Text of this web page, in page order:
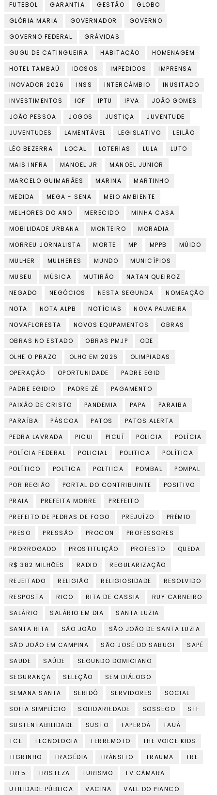
FUTEBOL
GARANTIA GESTÃO
GLOBO
GLÓRIA MARIA
GOVERNADOR
GOVERNO
GOVERNO FEDERAL
GRÁVIDAS
GUGU DE CATINGUEIRA
HABITAÇÃO
HOMENAGEM
HOTEL TAMBAÚ
IDOSOS IMPEDIDOS
IMPRENSA
INOVADOR 2026
INSS INTERCÂMBIO
INUSITADO
INVESTIMENTOS
IOF IPTU IPVA
JOÃO GOMES
JOÃO PESSOA
JOGOS JUSTIÇA
JUVENTUDE
JUVENTUDES
LAMENTÁVEL LEGISLATIVO
LEILÃO
LÉO BEZERRA
LOCAL LOTERIAS LULA
LUTO
MAIS INFRA
MANOEL JR
MANOEL JUNIOR
MARCELO GUIMARÃES
MARINA
MARTINHO
MEDIDA
MEGA - SENA
MEIO AMBIENTE
MELHORES DO ANO
MERECIDO
MINHA CASA
MOBILIDADE URBANA
MONTEIRO
MORADIA
MORREU JORNALISTA
MORTE MP MPPB
MÚIDO
MULHER
MULHERES MUNDO
MUNICÍPIOS
MUSEU
MÚSICA MUTIRÃO
NATAN QUEIROZ
NEGADO
NEGÓCIOS NESTA SEGUNDA
NOMEAÇÃO
NOTA
NOTA ALPB NOTÍCIAS
NOVA PALMEIRA
NOVAFLORESTA
NOVOS EQUPAMENTOS
OBRAS
OBRAS NO ESTADO
OBRAS PMJP
ODE
OLHE O PRAZO
OLHO EM 2026
OLIMPIADAS
OPERAÇÃO
OPORTUNIDADE
PADRE EGID
PADRE EGIDIO
PADRE ZÉ
PAGAMENTO
PAIXÃO DE CRISTO
PANDEMIA PAPA
PARAIBA
PARAÍBA
PÁSCOA PATOS
PATOS ALERTA
PEDRA LAVRADA
PICUI PICUÍ POLICIA
POLÍCIA
POLÍCIA FEDERAL
POLICIAL POLITICA
POLÍTICA
POLÍTICO
POLTICA POLTIICA POMBAL
POMPAL
POR REGIÃO
PORTAL DO CONTRIBUINTE
POSITIVO
PRAIA
PREFEITA MORRE
PREFEITO
PREFEITO DE PEDRAS DE FOGO
PREJUÍZO
PRÊMIO
PRESO
PRESSÃO PROCON
PROFESSORES
PRORROGADO
PROSTITUIÇÃO PROTESTO
QUEDA
R$ 382 MILHÕES
RADIO
REGULARIZAÇÃO
REJEITADO
RELIGIÃO RELIGIOSIDADE
RESOLVIDO
RESPOSTA
RICO RITA DE CASSIA
RUY CARNEIRO
SALÁRIO
SALÁRIO EM DIA
SANTA LUZIA
SANTA RITA
SÃO JOÃO
SÃO JOÃO DE SANTA LUZIA
SÃO JOÃO EM CAMPINA
SÃO JOSÉ DO SABUGI
SAPÉ
SAUDE
SAÚDE
SEGUNDO DOMICIANO
SEGURANÇA
SELEÇÃO
SEM DIÁLOGO
SEMANA SANTA
SERIDÓ SERVIDORES
SOCIAL
SOFIA SIMPLÍCIO
SOLIDARIEDADE SOSSEGO
STF
SUSTENTABILIDADE
SUSTO TAPEROÁ
TAUÁ
TCE
TECNOLOGIA TERREMOTO
THE VOICE KIDS
TIGRINHO
TRAGÉDIA TRÂNSITO TRAUMA
TRE
TRF5
TRISTEZA TURISMO
TV CÂMARA
UTILIDADE PÚBLICA
VACINA VALE DO PIANCÓ